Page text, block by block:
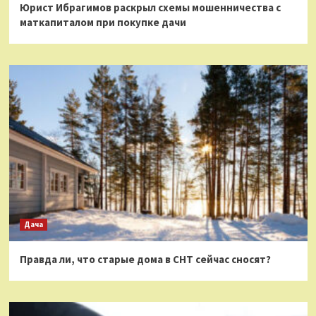
Юрист Ибрагимов раскрыл схемы мошенничества с
маткапиталом при покупке дачи
Дача
Правда ли, что старые дома в СНТ сейчас сносят?